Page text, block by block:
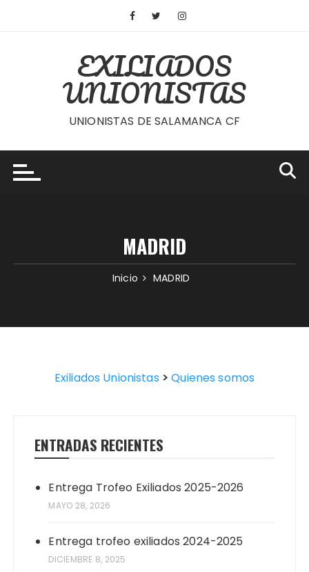
EXILIADOS
UNIONISTAS
UNIONISTAS DE SALAMANCA CF
MADRID
Inicio MADRID
Exiliados Unionistas >Quienes somos
ENTRADAS RECIENTES
Entrega Trofeo Exiliados 2025-2026
MAYO 28, 2026
Entrega trofeo exiliados 2024-2025
DICIEMBRE 8, 2025